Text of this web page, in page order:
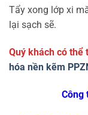
Tẩy xong lớp xi
lại sạch sẽ.
Quý khách có thể
hóa nền kẽm
Công